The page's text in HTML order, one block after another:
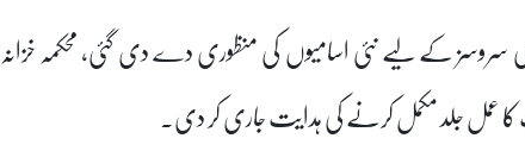
سروسز کے لیے نئی اسامیوں کی منظوری دے دی گئی، محکمہ خزانہ
کا عمل جلد مکمل کرنے کی ہدایت جاری کر دی۔